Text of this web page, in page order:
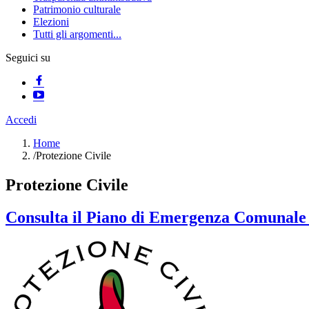
Patrimonio culturale
Elezioni
Tutti gli argomenti...
Seguici su
Accedi
Home
/Protezione Civile
Protezione Civile
Consulta il Piano di Emergenza Comunale